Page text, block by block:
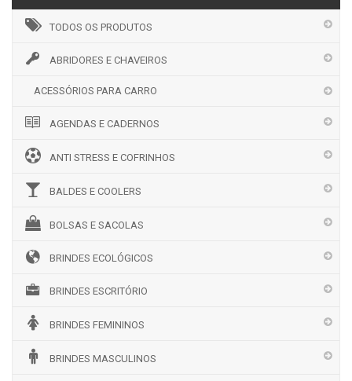
TODOS OS PRODUTOS
ABRIDORES E CHAVEIROS
ACESSÓRIOS PARA CARRO
AGENDAS E CADERNOS
ANTI STRESS E COFRINHOS
BALDES E COOLERS
BOLSAS E SACOLAS
BRINDES ECOLÓGICOS
BRINDES ESCRITÓRIO
BRINDES FEMININOS
BRINDES MASCULINOS